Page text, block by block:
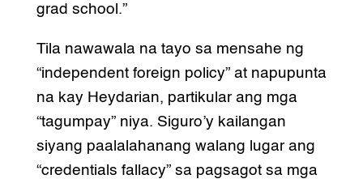
grad school.”
Tila nawawala na tayo sa mensahe ng
“independent foreign policy” at napupunta
na kay Heydarian, partikular ang mga
“tagumpay” niya. Siguro’y kailangan
siyang paalalahanang walang lugar ang
“credentials fallacy” sa pagsagot sa mga